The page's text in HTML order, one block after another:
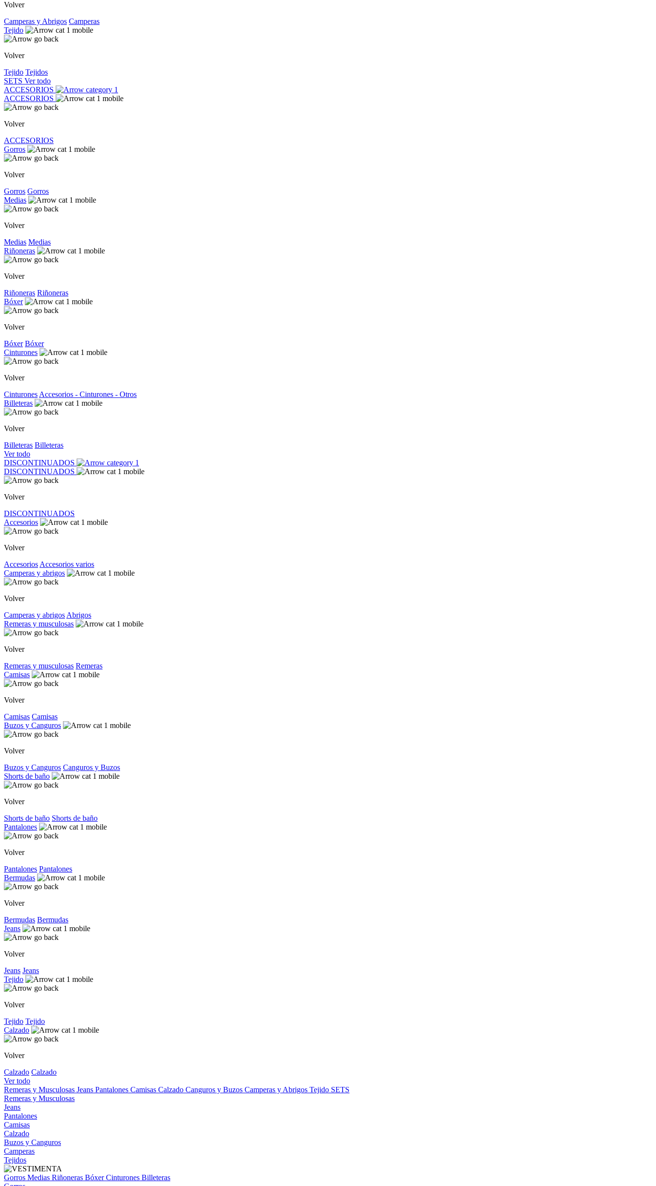
Volver
Camperas y Abrigos Camperas
Tejido
Volver
Tejido Tejidos
SETS Ver todo
ACCESORIOS
ACCESORIOS
Volver
ACCESORIOS
Gorros
Volver
Gorros Gorros
Medias
Volver
Medias Medias
Riñoneras
Volver
Riñoneras Riñoneras
Bóxer
Volver
Bóxer Bóxer
Cinturones
Volver
Cinturones Accesorios - Cinturones - Otros
Billeteras
Volver
Billeteras Billeteras
Ver todo
DISCONTINUADOS
DISCONTINUADOS
Volver
DISCONTINUADOS
Accesorios
Volver
Accesorios Accesorios varios
Camperas y abrigos
Volver
Camperas y abrigos Abrigos
Remeras y musculosas
Volver
Remeras y musculosas Remeras
Camisas
Volver
Camisas Camisas
Buzos y Canguros
Volver
Buzos y Canguros Canguros y Buzos
Shorts de baño
Volver
Shorts de baño Shorts de baño
Pantalones
Volver
Pantalones Pantalones
Bermudas
Volver
Bermudas Bermudas
Jeans
Volver
Jeans Jeans
Tejido
Volver
Tejido Tejido
Calzado
Volver
Calzado Calzado
Ver todo
Remeras y Musculosas Jeans Pantalones Camisas Calzado Canguros y Buzos Camperas y Abrigos Tejido SETS
Remeras y Musculosas
Jeans
Pantalones
Camisas
Calzado
Buzos y Canguros
Camperas
Tejidos
Gorros Medias Riñoneras BóxerCinturones Billeteras